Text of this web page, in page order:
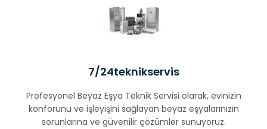
7/24teknikservis
Profesyonel Beyaz Eşya Teknik Servisi olarak, evinizin
konforunu ve işleyişini sağlayan beyaz eşyalarınızın
sorunlarına ve güvenilir çözümler sunuyoruz.